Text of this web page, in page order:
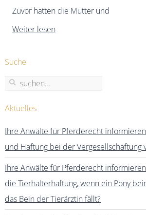
Zuvor hatten die Mutter und
Weiter lesen
Suche
Aktuelles
Ihre Anwälte für Pferderecht
und Haftung bei der Vergesellschaftung
Ihre Anwälte für Pferderecht
die Tierhalterhaftung, wenn ein Pony
das Bein der Tierärztin fällt?